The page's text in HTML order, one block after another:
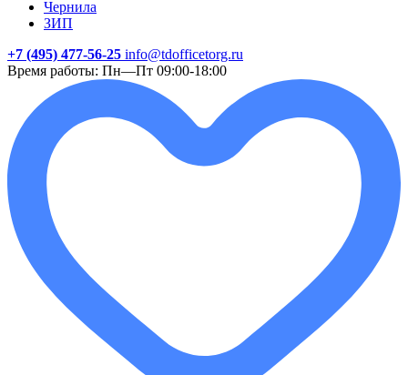
Чернила
ЗИП
+7 (495) 477-56-25 info@tdofficetorg.ru
Время работы: Пн—Пт 09:00-18:00